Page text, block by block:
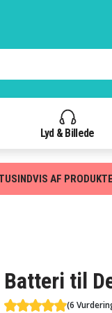
Lyd & Billede
AF
Batteri til
(6